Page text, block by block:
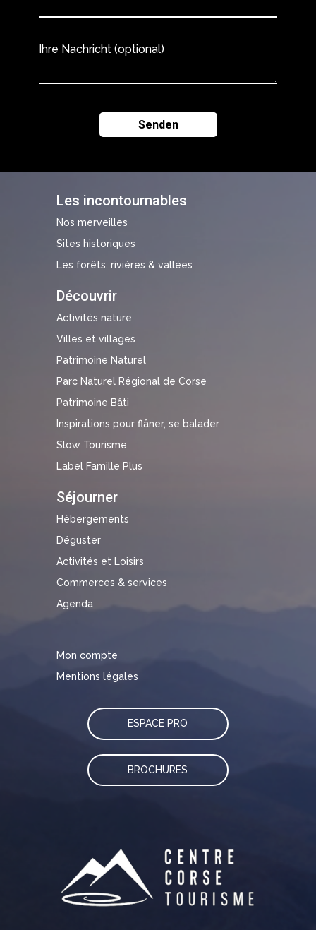
Les incontournables
Nos merveilles
Sites historiques
Les forêts, rivières & vallées
Découvrir
Activités nature
Villes et villages
Patrimoine Naturel
Parc Naturel Régional de Corse
Patrimoine Bâti
Inspirations pour flâner, se balader
Slow Tourisme
Label Famille Plus
Séjourner
Hébergements
Déguster
Activités et Loisirs
Commerces & services
Agenda
Mon compte
Mentions légales
ESPACE PRO
BROCHURES
Ihre Nachricht (optional)